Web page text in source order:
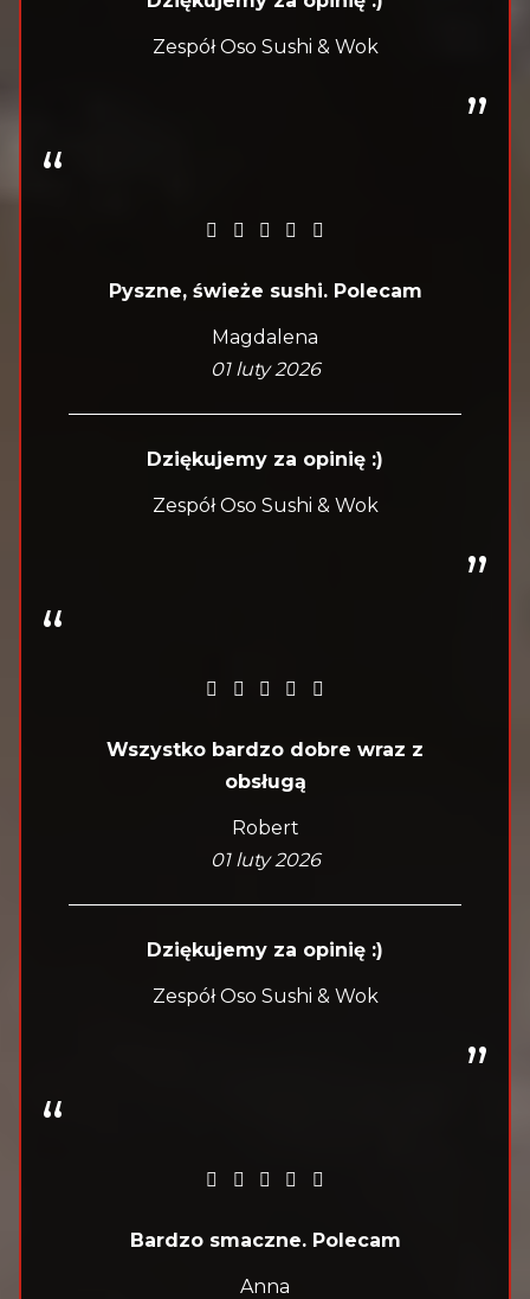
Zespół Oso Sushi & Wok
Pyszne, świeże sushi. Polecam
Magdalena
01 luty 2026
Dziękujemy za opinię :)
Zespół Oso Sushi & Wok
Wszystko bardzo dobre wraz z
obsługą
Robert
01 luty 2026
Dziękujemy za opinię :)
Zespół Oso Sushi & Wok
Bardzo smaczne. Polecam
Anna